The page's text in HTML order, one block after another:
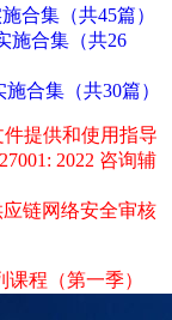
合集（共45篇）
施合集（共26
合集（共30篇）
件提供和使用指导
2022 咨询辅
链网络安全审核
程（第一季）